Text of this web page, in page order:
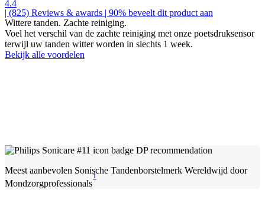
4.4
| (825) Reviews & awards | 90% beveelt dit product aan
Wittere tanden. Zachte reiniging.
Voel het verschil van de zachte reiniging met onze poetsdruksensor
terwijl uw tanden witter worden in slechts 1 week.
Bekijk alle voordelen
Meest aanbevolen Sonische Tandenborstelmerk Wereldwijd door
Mondzorgprofessionals
1